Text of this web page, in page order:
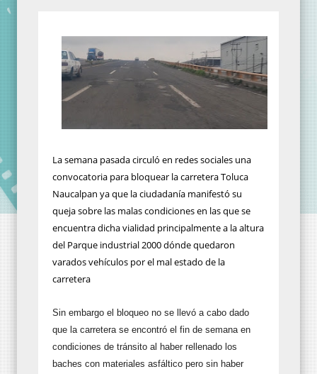
La semana pasada circuló en redes sociales una
convocatoria para bloquear la carretera Toluca
Naucalpan ya que la ciudadanía manifestó su
queja sobre las malas condiciones en las que se
encuentra dicha vialidad principalmente a la altura
del Parque industrial 2000 dónde quedaron
varados vehículos por el mal estado de la
carretera
Sin embargo el bloqueo no se llevó a cabo dado
que la carretera se encontró el fin de semana en
condiciones de tránsito al haber rellenado los
baches con materiales asfáltico pero sin haber